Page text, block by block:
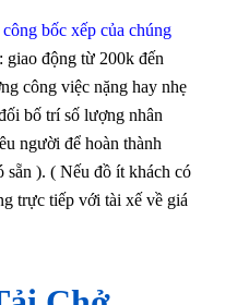
bốc xếp của chúng
giao động từ 200k đến
công việc nặng hay nhẹ
bố trí số lượng nhân
người để hoàn thành
sẵn ). ( Nếu đồ ít khách có
trực tiếp với tài xế về giá